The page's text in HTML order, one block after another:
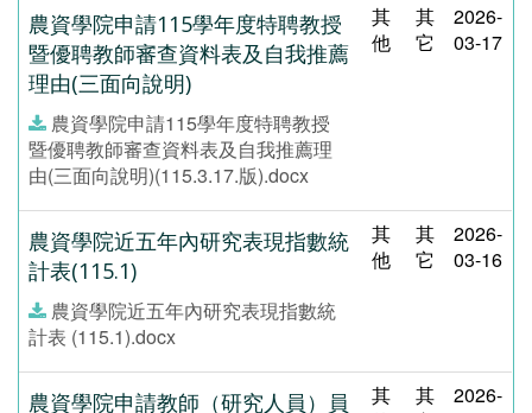
農資學院申請115學年度特聘教授
暨優聘教師審查資料表及自我推薦
理由(三面向說明)
農資學院申請115學年度特聘教授
暨優聘教師審查資料表及自我推薦理
由(三面向說明)(115.3.17.版).docx
其
他
其
它
2026-
03-17
農資學院近五年內研究表現指數統
計表(115.1)
農資學院近五年內研究表現指數統
計表 (115.1).docx
其
他
其
它
2026-
03-16
農資學院申請教師（研究人員）員
其
其
2026-